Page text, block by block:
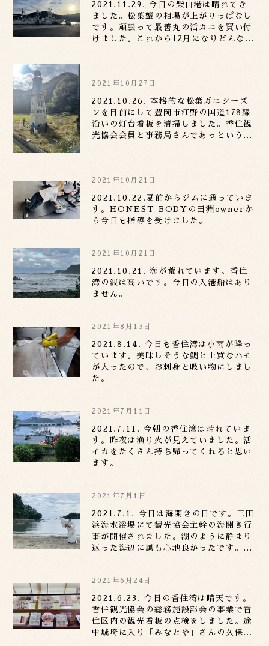
2021.11.29. 今日の柴山港は晴れてき
ました。松葉蟹の相場が上がりっぱなし
です。頑張って最善丸の活カニを買い付
けました。これから12月になりどんな相
2021年10月27日
2021.10.26. 本格的な松葉ガニシーズ
ンを目前にして豊岡市江野の国道178線
沿いの灯台看板を清掃しました。香住観
光協会会員と事務局さんであっという間
2021年10月21日
2021.10.22.夏前からジムに通っていま
す。HONEST BODYの田淵ownerか
ら今日も指導を受けました。
2021年10月21日
2021.10.21. 海が荒れています。香住
湾の波は高いです。今日の入港船はあり
ません。
2021年8月13日
2021.8.14. 今日も香住湾は小雨が降っ
ています。美味しそうな鯛と上質なハモ
が入ったので、お刺身と吸い物にしまし
た。
2021年7月11日
2021.7.11. 今朝の香住湾は晴れていま
す。昨夜は漁り火が見えていました。活
イカをたくさん￼￼￼持ち帰ってくれると思い
ます。
2021年7月1日
2021.7.1. 今日は海開きの日です。三田
浜海水浴場にて観光協会主幹の海開き行
事が開催されました。湖のように静まり
返った海辺に風も心地良かったです。町
ける観光地作りを祈念いたしました。
2021年6月24日
2021.6.23. 今日の香住湾は晴天です。
香住観光協会の総務施設部会の事業で香
住区内の観光看板の点検をしました。途
中城崎に入り「みなとや」さんの久保田